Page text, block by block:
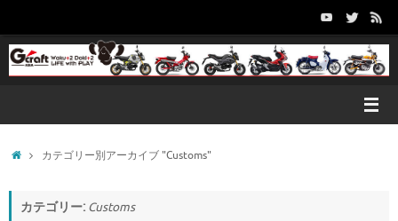
テ
ス
ホ
カテゴリー別アーカイブ "Customs"
カテゴリー: Customs